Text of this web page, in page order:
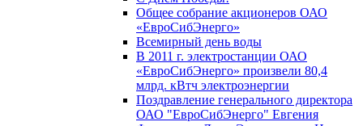
Общее собрание акционеров ОАО
«ЕвроСибЭнерго»
Всемирный день воды
В 2011 г. электростанции ОАО
«ЕвроСибЭнерго» произвели 80,4
млрд. кВтч электроэнергии
Поздравление генерального директора
ОАО "ЕвроСибЭнерго" Евгения